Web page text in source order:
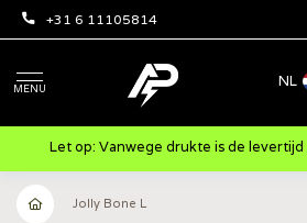
+31 6 11105814
MENU NL
Let op: Vanwege drukte is de
Jolly Bone L